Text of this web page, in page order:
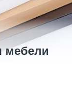
мебели